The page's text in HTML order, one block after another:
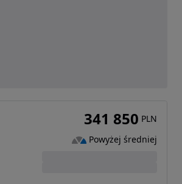
341 850 PLN
Powyżej średniej